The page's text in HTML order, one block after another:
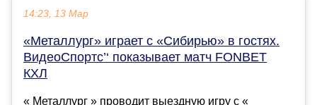
14:23, 13 Мар
«Металлург» играет с «Сибирью» в гостях.
ВидеоСпортс’‘ показывает матч FONBET
КХЛ
« Металлург » проводит выездную игру с «